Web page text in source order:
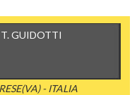
GUIDOTTI
- ITALIA